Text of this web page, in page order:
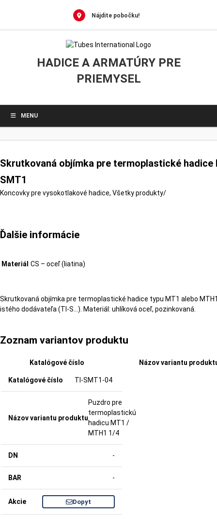
Nájdite pobočku!
HADICE A ARMATÚRY PRE
PRIEMYSEL
MENU
Skrutkovaná objímka pre termoplastické hadice
SMT1
Koncovky pre vysokotlakové hadice, Všetky produkty/
Ďalšie informácie
Materiál CS – oceľ (liatina)
Skrutkovaná objímka pre termoplastické hadice typu MT1 alebo
istého dodávateľa (TI-S…). Materiál: uhlíková oceľ, pozinkovaná.
Zoznam variantov produktu
Katalógové číslo Názov variantu
TI-SMT1-04
Puzdro pre
termoplastickú
hadicu MT1 /
MTH1 1/4
-
-
Dopyt